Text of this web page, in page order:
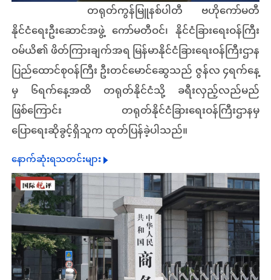
တရုတ်ကွန်မြူနစ်ပါတီ ဗဟိုကော်မတီ
နိုင်ငံရေးဦးဆောင်အဖွဲ့ ကော်မတီဝင်၊ နိုင်ငံခြားရေးဝန်ကြီး
ဝမ်ယိ၏ ဖိတ်ကြားချက်အရ မြန်မာနိုင်ငံခြားရေးဝန်ကြီးဌာန
ပြည်ထောင်စုဝန်ကြီး ဦးတင်မောင်ဆွေသည် ဇွန်လ ၄ရက်နေ့
မှ ၆ရက်နေ့အထိ တရုတ်နိုင်ငံသို့ ခရီးလှည့်လည်မည်
ဖြစ်ကြောင်း တရုတ်နိုင်ငံခြားရေးဝန်ကြီးဌာနမှ
ပြောရေးဆိုခွင့်ရှိသူက ထုတ်ပြန်ခဲ့ပါသည်။
နောက်ဆုံးရသတင်းများ